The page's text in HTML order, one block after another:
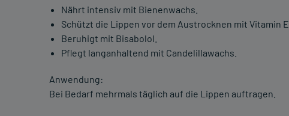
Nährt intensiv mit Bienenwachs.
Schützt die Lippen vor dem Austrocknen mit Vitamin E.
Beruhigt mit Bisabolol.
Pflegt langanhaltend mit Candelillawachs.
Anwendung:
Bei Bedarf mehrmals täglich auf die Lippen auftragen.